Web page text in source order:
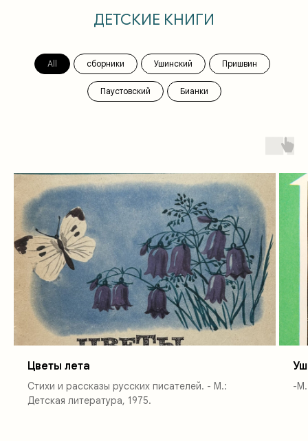
ДЕТСКИЕ КНИГИ
All сборники Ушинский Пришвин
Паустовский Бианки
Цветы лета
Стихи и рассказы русских писателей. - М.:
Детская литература, 1975.
-